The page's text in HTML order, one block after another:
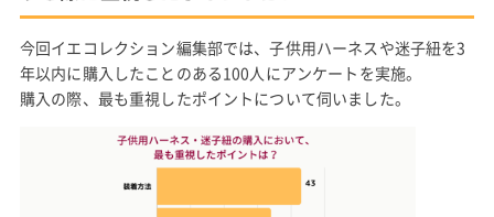
今回イエコレクション編集部では、子供用ハーネスや迷子紐を3
年以内に購入したことのある100人にアンケートを実施。
購入の際、最も重視したポイントについて伺いました。